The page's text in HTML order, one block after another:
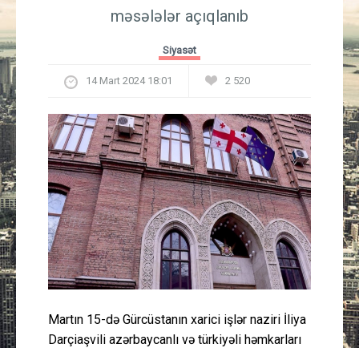
Güney Azərbaycan
Mədəniyyət
Müsahibə
İdman
Layihə
Gündəm
Cəmiyyət
məsələlər açıqlanıb
Siyasət
14 Mart 2024 18:01 2 520
Martın 15-də Gürcüstanın xarici işlər naziri İliya
Darçiaşvili azərbaycanlı və türkiyəli həmkarları